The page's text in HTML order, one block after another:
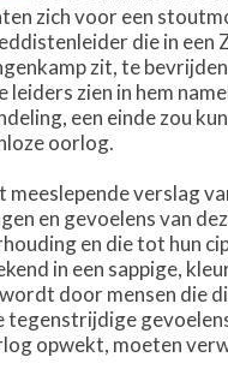
zich voor een
die in een
zit, te
zien in hem
een einde zou
oorlog.
meeslepende verslag
en gevoelens van
en die tot hun
in een sappige,
door mensen die
tegenstrijdige
opwekt, moeten